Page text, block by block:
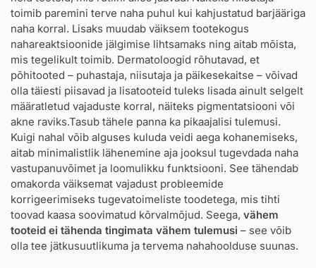
toimib paremini terve naha puhul kui kahjustatud barjääriga
naha korral. Lisaks muudab väiksem tootekogus
nahareaktsioonide jälgimise lihtsamaks ning aitab mõista,
mis tegelikult toimib. Dermatoloogid rõhutavad, et
põhitooted – puhastaja, niisutaja ja päikesekaitse – võivad
olla täiesti piisavad ja lisatooteid tuleks lisada ainult selgelt
määratletud vajaduste korral, näiteks pigmentatsiooni või
akne raviks.Tasub tähele panna ka pikaajalisi tulemusi.
Kuigi nahal võib alguses kuluda veidi aega kohanemiseks,
aitab minimalistlik lähenemine aja jooksul tugevdada naha
vastupanuvõimet ja loomulikku funktsiooni. See tähendab
omakorda väiksemat vajadust probleemide
korrigeerimiseks tugevatoimeliste toodetega, mis tihti
toovad kaasa soovimatud kõrvalmõjud. Seega, vähem
tooteid ei tähenda tingimata vähem tulemusi – see võib
olla tee jätkusuutlikuma ja tervema nahahoolduse suunas.